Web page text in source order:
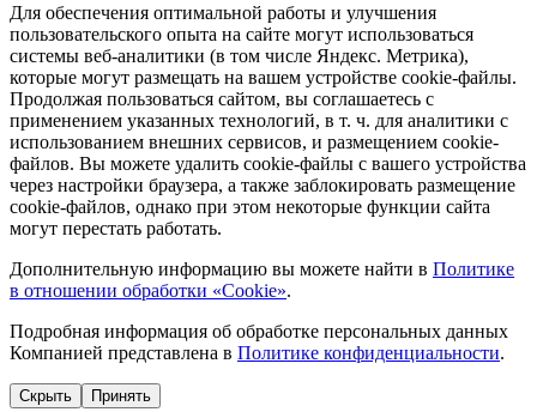
Для обеспечения оптимальной работы и улучшения
пользовательского опыта на сайте могут использоваться
системы веб-аналитики (в том числе Яндекс. Метрика),
которые могут размещать на вашем устройстве cookie-файлы.
Продолжая пользоваться сайтом, вы соглашаетесь с
применением указанных технологий, в т. ч. для аналитики с
использованием внешних сервисов, и размещением cookie-
файлов. Вы можете удалить cookie-файлы с вашего устройства
через настройки браузера, а также заблокировать размещение
cookie-файлов, однако при этом некоторые функции сайта
могут перестать работать.
Дополнительную информацию вы можете найти в Политике
в отношении обработки «Cookie».
Подробная информация об обработке персональных данных
Компанией представлена в Политике конфиденциальности.
Скрыть Принять